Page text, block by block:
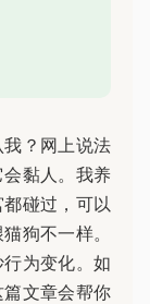
？网上说法
黏人。我养
碰过，可以
狗不一样。
为变化。如
文章会帮你